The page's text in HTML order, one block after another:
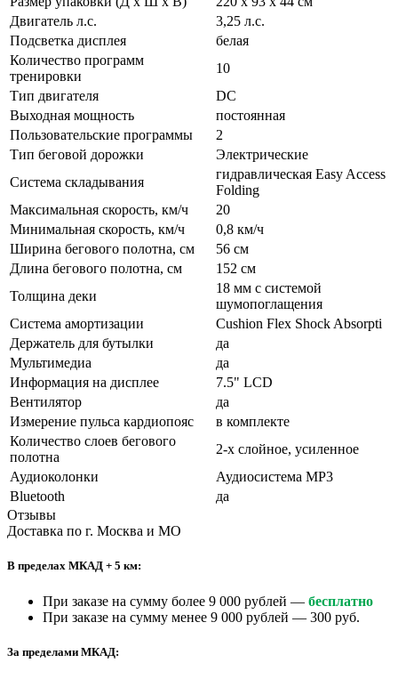
Двигатель л.с.
3,25 л.с.
Подсветка дисплея
белая
Количество программ
тренировки
10
Тип двигателя
DC
Выходная мощность
постоянная
Пользовательские программы
2
Тип беговой дорожки
Электрические
Система складывания
гидравлическая Easy Access
Folding
Максимальная скорость, км/ч
20
Минимальная скорость, км/ч
0,8 км/ч
Ширина бегового полотна, см
56 см
Длина бегового полотна, см
152 см
Толщина деки
18 мм с системой
шумопоглащения
Система амортизации
Cushion Flex Shock Absorpti
Держатель для бутылки
да
Мультимедиа
да
Информация на дисплее
7.5" LCD
Вентилятор
да
Измерение пульса кардиопояс
в комплекте
Количество слоев бегового
полотна
2-х слойное, усиленное
Аудиоколонки
Аудиосистема MP3
Bluetooth
да
Отзывы
Доставка по г. Москва и МО
В пределах МКАД + 5 км:
При заказе на сумму более 9 000 рублей — бесплатно
При заказе на сумму менее 9 000 рублей — 300 руб.
За пределами МКАД: